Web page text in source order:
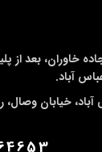
خاوران، بعد از
آباد.
آباد، خیابان وصال،